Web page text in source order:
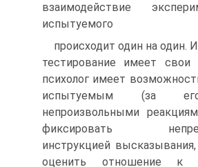
взаимодействие
испытуемого
происходит один на один.
тестирование имеет свои
психолог имеет
испытуемым (за
непроизвольными
фиксировать
инструкцией
оценить отношение к